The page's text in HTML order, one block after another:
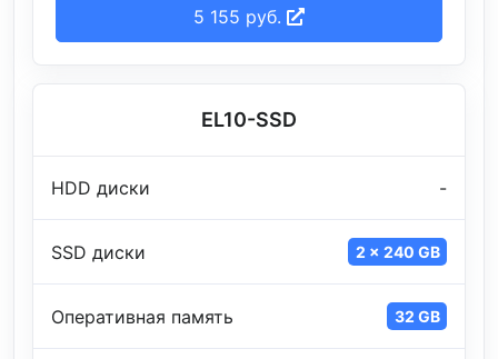
5 155 руб.
EL10-SSD
HDD диски -
SSD диски 2 x 240 GB
Оперативная память 32 GB